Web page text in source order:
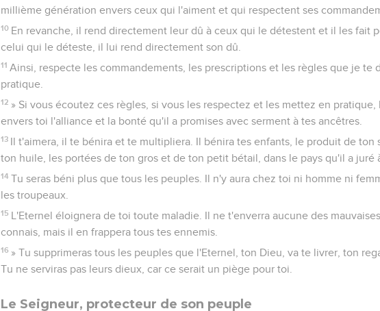
millième génération envers ceux qui l'aiment et qui respectent ses
10 En revanche, il rend directement leur dû à ceux qui le détestent et il les fait
celui qui le déteste, il lui rend directement son dû.
11 Ainsi, respecte les commandements, les prescriptions et les règles que je te
pratique.
12 » Si vous écoutez ces règles, si vous les respectez et les mettez en
envers toi l'alliance et la bonté qu'il a promises avec serment à tes ancêtres.
13 Il t'aimera, il te bénira et te multipliera. Il bénira tes enfants, le produit de
ton huile, les portées de ton gros et de ton petit bétail, dans le pays qu'il a juré
14 Tu seras béni plus que tous les peuples. Il n'y aura chez toi ni homme ni
les troupeaux.
15 L'Eternel éloignera de toi toute maladie. Il ne t'enverra aucune des
connais, mais il en frappera tous tes ennemis.
16 » Tu supprimeras tous les peuples que l'Eternel, ton Dieu, va te livrer, ton
Tu ne serviras pas leurs dieux, car ce serait un piège pour toi.
Le Seigneur, protecteur de son peuple